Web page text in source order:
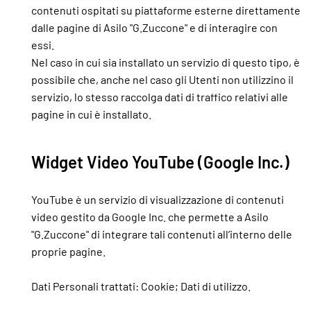
contenuti ospitati su piattaforme esterne direttamente
dalle pagine di Asilo "G.Zuccone" e di interagire con
essi.
Nel caso in cui sia installato un servizio di questo tipo, è
possibile che, anche nel caso gli Utenti non utilizzino il
servizio, lo stesso raccolga dati di traffico relativi alle
pagine in cui è installato.
Widget Video YouTube (Google Inc.)
YouTube è un servizio di visualizzazione di contenuti
video gestito da Google Inc. che permette a Asilo
"G.Zuccone" di integrare tali contenuti all’interno delle
proprie pagine.
Dati Personali trattati: Cookie; Dati di utilizzo.